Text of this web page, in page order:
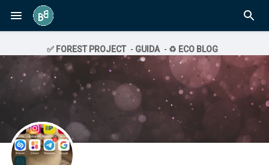
✅ FOREST PROJECT - GUIDA - ♻️ ECO BLOG